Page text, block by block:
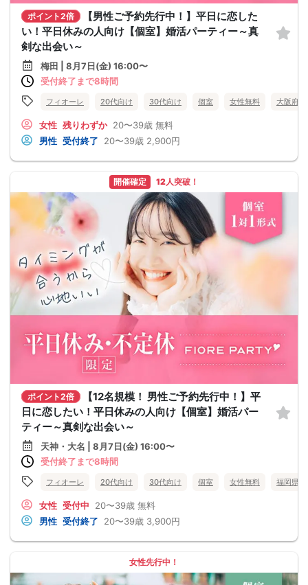
ポイント2倍
【男性ご予約先行中！】平日に恋した
い！平日休みの人向け【個室】婚活パーティー～真
剣な出会い～
梅田 | 8月7日(金) 16:00〜
受付終了まで8時間
フィオーレ 20代向け 30代向け 個室 女性無料 大阪府
女性 残りわずか 20〜39歳 無料
男性 受付終了 20〜39歳 2,900円
開催確定 12人突破！
ポイント2倍
【12名規模！ 男性ご予約先行中！】平
日に恋したい！平日休みの人向け【個室】婚活パー
ティー～真剣な出会い～
天神・大名 | 8月7日(金) 16:00〜
受付終了まで8時間
フィオーレ 20代向け 30代向け 個室 女性無料 福岡県
女性 受付中 20〜39歳 無料
男性 受付終了 20〜39歳 3,900円
女性先行中！